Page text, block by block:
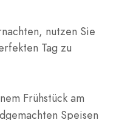
nutzen Sie
Tag zu
Frühstück am
Speisen